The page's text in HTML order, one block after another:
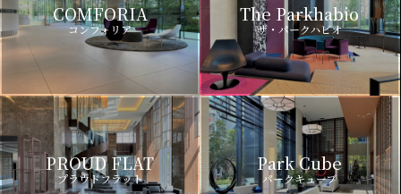
COMFORIA
コンフォリア
The Parkhabio
ザ・パークハビオ
PROUD FLAT
プラウドフラット
Park Cube
パークキューブ